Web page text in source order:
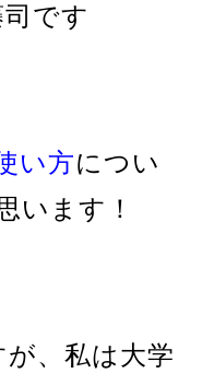
です
い方につい
います！
、私は大学